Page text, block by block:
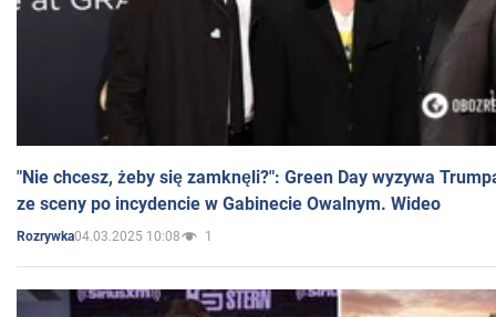
"Nie chcesz, żeby się zamknęli?": Green Day wyzywa
ze sceny po incydencie w Gabinecie Owalnym. Wideo
Rozrywka04.03.2025 10:08 1